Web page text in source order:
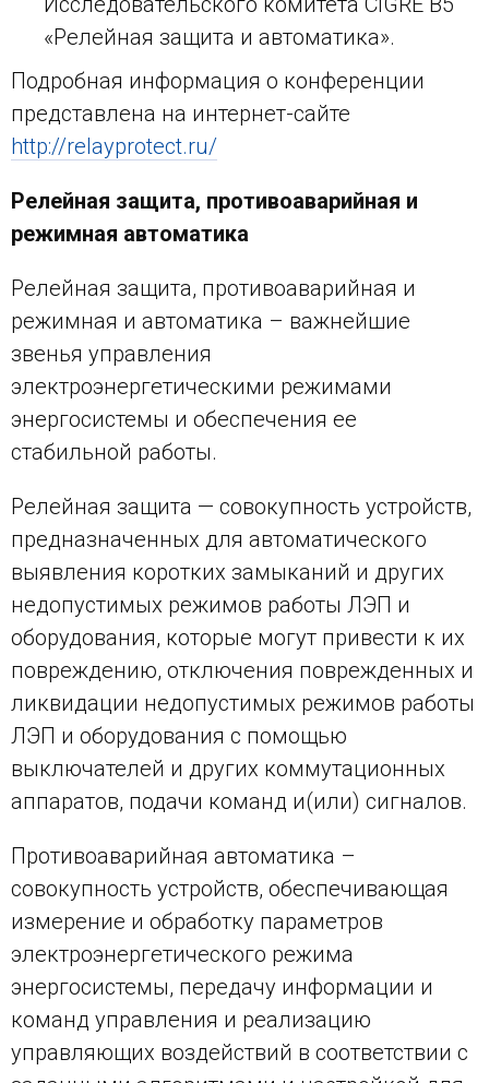
«Релейная защита и автоматика».
Подробная информация о конференции
представлена на интернет-сайте
http://relayprotect.ru/
Релейная защита, противоаварийная и
режимная автоматика
Релейная защита, противоаварийная и
режимная и автоматика – важнейшие
звенья управления
электроэнергетическими режимами
энергосистемы и обеспечения ее
стабильной работы.
Релейная защита — совокупность устройств,
предназначенных для автоматического
выявления коротких замыканий и других
недопустимых режимов работы ЛЭП и
оборудования, которые могут привести к их
повреждению, отключения поврежденных и
ликвидации недопустимых режимов работы
ЛЭП и оборудования c помощью
выключателей и других коммутационных
аппаратов, подачи команд и(или) сигналов.
Противоаварийная автоматика –
совокупность устройств, обеспечивающая
измерение и обработку параметров
электроэнергетического режима
энергосистемы, передачу информации и
команд управления и реализацию
управляющих воздействий в соответствии с